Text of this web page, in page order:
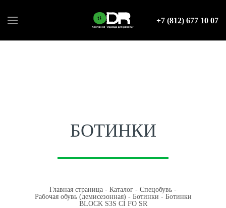
+7 (812) 677 10 07
БОТИНКИ
Главная страница - Каталог - Спецобувь -
Рабочая обувь (демисезонная) - Ботинки - Ботинки
BLOCK S3S CI FO SR